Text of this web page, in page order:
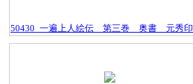
50430_一遍上人絵伝＿第三巻＿奥書＿元秀印